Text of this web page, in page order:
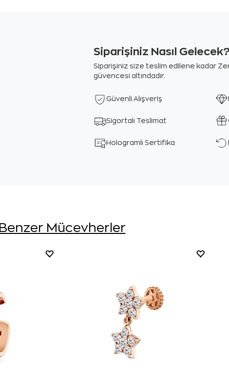
Siparişiniz Nasıl Gelecek?
Siparişiniz size teslim edilene kadar
güvencesi altındadır.
Güvenli Alışveriş
Sigortalı Teslimat
Hologramlı Sertifika
Benzer Mücevherler